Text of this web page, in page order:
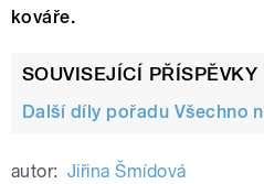
kováře.
SOUVISEJÍCÍ PŘÍSPĚVKY
Další díly pořadu Všechno
autor: Jiřina Šmídová